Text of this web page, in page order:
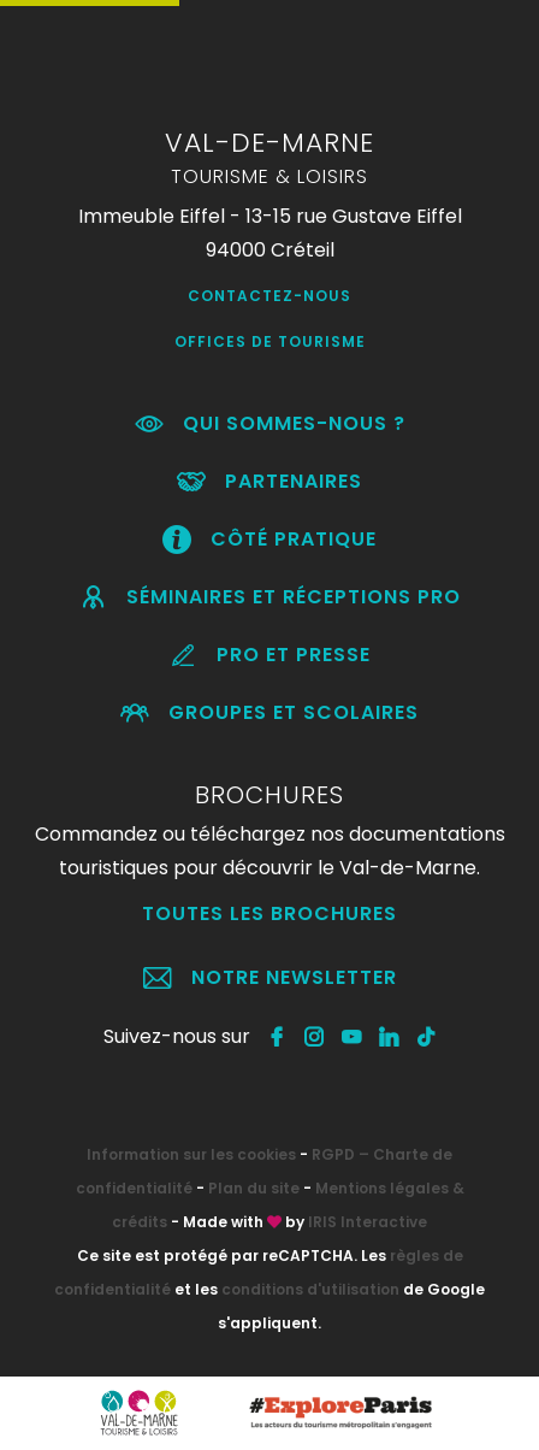
VAL-DE-MARNE
TOURISME & LOISIRS
Immeuble Eiffel - 13-15 rue Gustave Eiffel
94000 Créteil
CONTACTEZ-NOUS
OFFICES DE TOURISME
QUI SOMMES-NOUS ?
PARTENAIRES
CÔTÉ PRATIQUE
SÉMINAIRES ET RÉCEPTIONS PRO
PRO ET PRESSE
GROUPES ET SCOLAIRES
BROCHURES
Commandez ou téléchargez nos documentations
touristiques pour découvrir le Val-de-Marne.
TOUTES LES BROCHURES
NOTRE NEWSLETTER
Suivez-nous sur
Information sur les cookies - RGPD – Charte de
confidentialité- Plan du site- Mentions légales &
crédits - Made with by IRIS Interactive
Ce site est protégé par reCAPTCHA. Les règles de
confidentialité et les conditions d'utilisation de Google
s'appliquent.